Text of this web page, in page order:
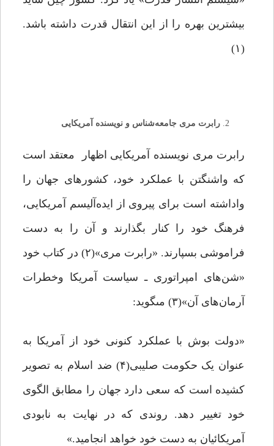
بیشترین بهره را از این انتقال قدرت داشته باشد.
(۱)
رابرت مری جامعه‌شناس و نویسنده‌ آمریکایی
رابرت مری نویسنده آمریکایى اظهار معتقد است
که واشنگتن با عملکرد خود، کشورهاى جهان را
واداشته است براى پیروى از ایده‌آلیسم آمریکایى،
فرهنگ خود را کنار بگذارند و آن را به دست
فراموشى بسپارند. «رابرت مرى»(۲) در کتاب خود
«شن‌هاى امپراتورى ـ سیاست آمریکا وخطرات
آرمان‌هاى آن»(۳) مى‏گوید:
«دولت بوش با عملکرد کنونى خود از آمریکا به
عنوان یک حکومت صلیبى(۴) ضد اسلام به تصویر
کشیده است که سعى دارد جهان را مطابق الگوى
خود تغییر دهد. روندى که در نهایت به نابودى
آمریکائیان به دست خود خواهد انجامید.»